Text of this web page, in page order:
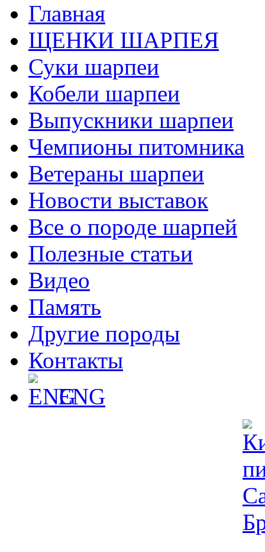
Главная
ЩЕНКИ ШАРПЕЯ
Суки шарпеи
Кобели шарпеи
Выпускники шарпеи
Чемпионы питомника
Ветераны шарпеи
Новости выставок
Все о породе шарпей
Полезные статьи
Видео
Память
Другие породы
Контакты
ENG